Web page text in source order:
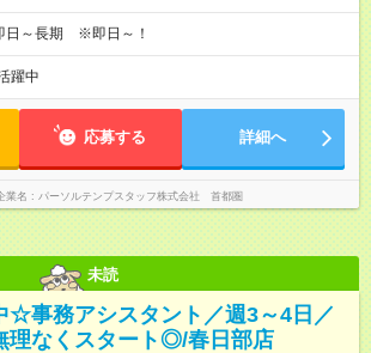
日～長期 ※即日～！
躍中
応募する 詳細へ
業名 パーソルテンプスタッフ株式会社 首都圏
未読
事務アシスタント／週3～4日／
理なくスタート◎/春日部店